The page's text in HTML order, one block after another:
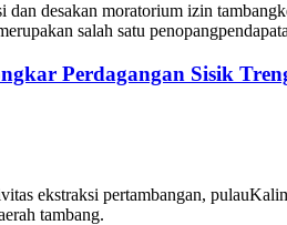
dan desakan moratorium izin tambang
salah satu penopang
Perdagangan Sisik
ekstraksi pertambangan, pulau
tambang.